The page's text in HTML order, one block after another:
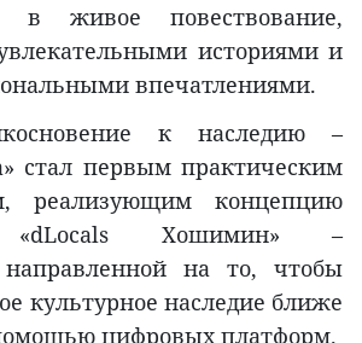
в живое повествование,
историями и
впечатлениями.
к наследию –
стал первым практическим
реализующим концепцию
«dLocals Хошимин» –
на то, чтобы
культурное наследие ближе
цифровых платформ.